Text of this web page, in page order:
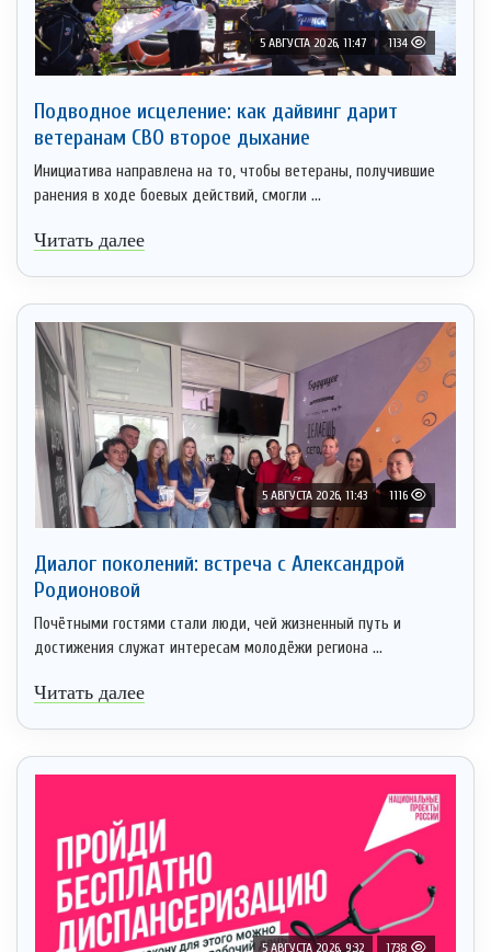
5 АВГУСТА 2026, 11:47 1134
Подводное исцеление: как дайвинг дарит
ветеранам СВО второе дыхание
Инициатива направлена на то, чтобы ветераны, получившие
ранения в ходе боевых действий, смогли ...
Читать далее
5 АВГУСТА 2026, 11:43 1116
Диалог поколений: встреча с Александрой
Родионовой
Почётными гостями стали люди, чей жизненный путь и
достижения служат интересам молодёжи региона ...
Читать далее
5 АВГУСТА 2026, 9:32 1738